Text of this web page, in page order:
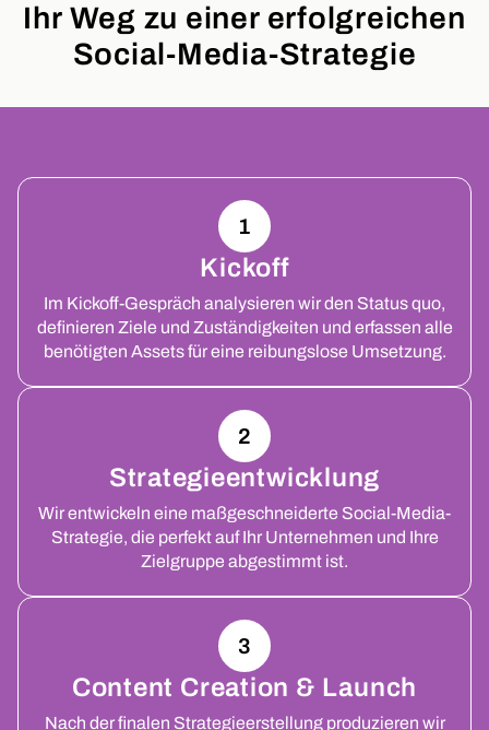
Ihr Weg zu einer erfolgreichen
Social-Media-Strategie
1
Kickoff
Im Kickoff-Gespräch analysieren wir den Status quo,
definieren Ziele und Zuständigkeiten und erfassen alle
benötigten Assets für eine reibungslose Umsetzung.
Strategieentwicklung
Wir entwickeln eine maßgeschneiderte Social-Media-
Strategie, die perfekt auf Ihr Unternehmen und Ihre
Zielgruppe abgestimmt ist.
2
3
Content Creation & Launch
Nach der finalen Strategieerstellung produzieren wir